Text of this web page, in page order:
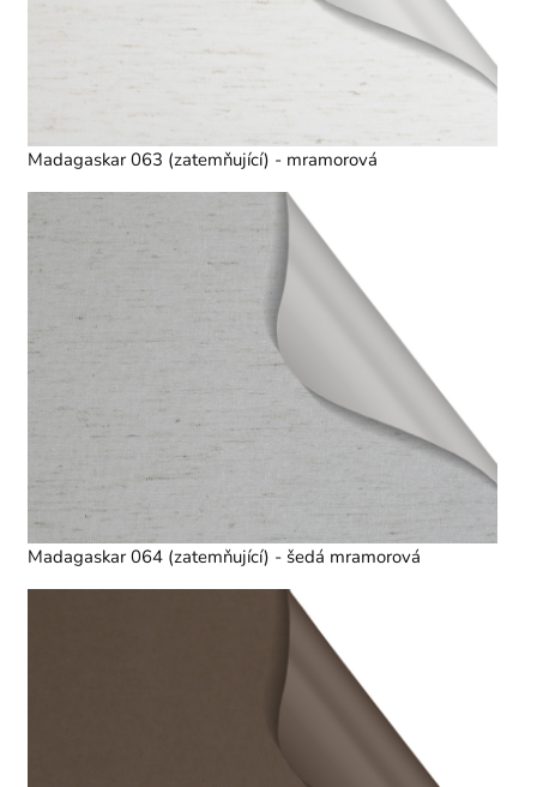
Madagaskar 063 (zatemňující) - mramorová
Madagaskar 064 (zatemňující) - šedá mramorová